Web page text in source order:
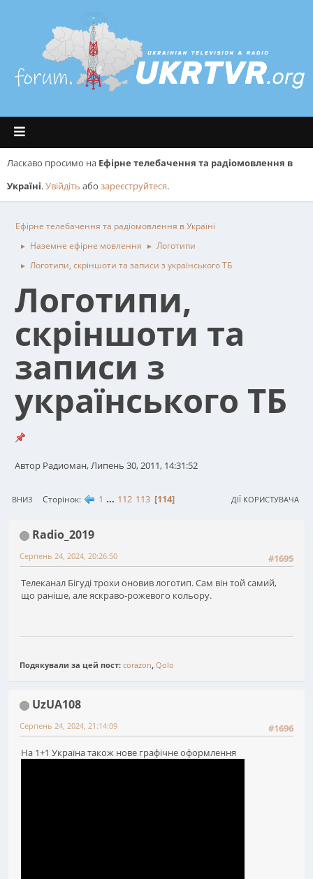
Ласкаво просимо на Ефірне телебачення та радіомовлення в
Україні.Увійдіть або зареєструйтеся.
Ефірне телебачення та радіомовлення в Україні
► Наземне ефірне мовлення ► Логотипи
► Логотипи, скріншоти та записи з українського ТБ
Логотипи,
скріншоти та
записи з
українського ТБ
Автор Радиоман, Липень 30, 2011, 14:31:52
ВНИЗ Сторінок 1 ... 112 113 114 ДІЇ КОРИСТУВАЧА
Radio_2019
#1695
Серпень 24, 2024, 20:26:50
Телеканал Бігуді трохи оновив логотип. Сам він той самий,
що раніше, але яскраво-рожевого кольору.
Подякували за цей пост: corazon, Qolo
UzUA108
#1696
Серпень 24, 2024, 21:14:09
На 1+1 Україна також нове графічне оформлення